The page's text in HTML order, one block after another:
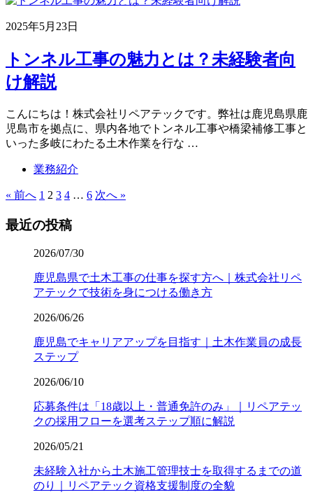
2025年5月23日
トンネル工事の魅力とは？未経験者向
け解説
こんにちは！株式会社リペアテックです。弊社は鹿児島県鹿
児島市を拠点に、県内各地でトンネル工事や橋梁補修工事と
いった多岐にわたる土木作業を行な …
業務紹介
« 前へ 1 2 3 4 … 6 次へ »
最近の投稿
2026/07/30
鹿児島県で土木工事の仕事を探す方へ｜株式会社リペ
アテックで技術を身につける働き方
2026/06/26
鹿児島でキャリアアップを目指す｜土木作業員の成長
ステップ
2026/06/10
応募条件は「18歳以上・普通免許のみ」｜リペアテッ
クの採用フローを選考ステップ順に解説
2026/05/21
未経験入社から土木施工管理技士を取得するまでの道
のり｜リペアテック資格支援制度の全貌